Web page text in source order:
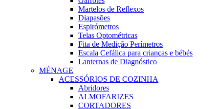
Martelos de Reflexos
Diapasões
Espirómetros
Telas Optométricas
Fita de Medição Perímetros
Escala Cefálica para crianças e bébés
Lanternas de Diagnóstico
MÉNAGE
ACESSÓRIOS DE COZINHA
Abridores
ALMOFARIZES
CORTADORES